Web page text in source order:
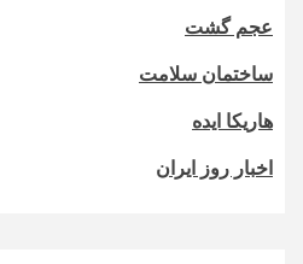
عجم گشت
ساختمان سلامت
هاریکا ایده
اخبار روز ایران